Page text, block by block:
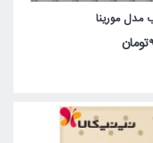
مدل مورینا